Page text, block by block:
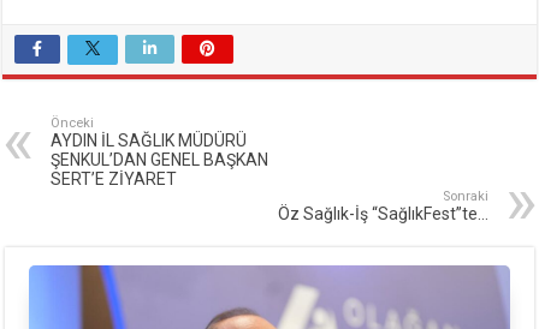
Önceki
AYDIN İL SAĞLIK MÜDÜRÜ
ŞENKUL’DAN GENEL BAŞKAN
SERT’E ZİYARET
Sonraki
Öz Sağlık-İş “SağlıkFest”te…